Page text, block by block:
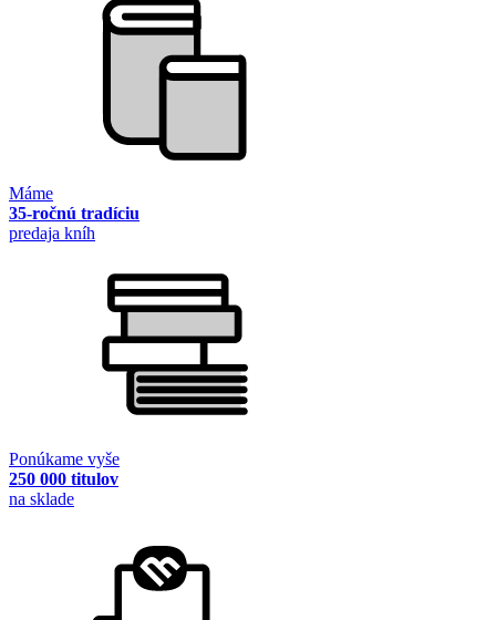
Máme
35-ročnú tradíciu
predaja kníh
Ponúkame vyše
250 000 titulov
na sklade